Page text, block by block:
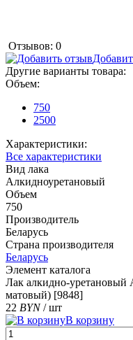
Отзывов: 0
Другие варианты товара:
Объем:
750
2500
Характеристики:
Все характеристики
Вид лака
Алкидноуретановый
Объем
750
Производитель
Беларусь
Страна производителя
Беларусь
Элемент каталога
Лак алкидно-
матовый) [9848]
22 BYN / шт
В корзину